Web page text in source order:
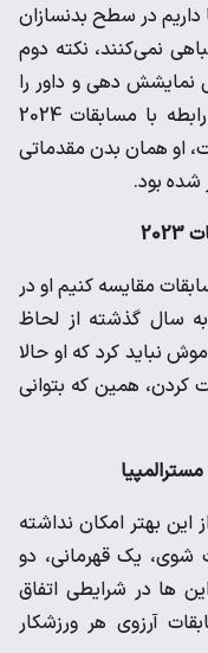
داریم در سطح بدنسازان
نمی‌کنند، نکته دوم
نمایشش دهی و داور را
قانع کنی قطعا عقب خواهی افتاد، در رابطه با مسابقات 2024
او همان بدن مقدماتی
شده بود.
مقایسه کنیم او در
سال گذشته از لحاظ
نباید کرد که او حالا
کردن، همین که بتوانی
بهتر امکان نداشته
شوی، یک قهرمانی، دو
ها در شرایطی اتفاق
آرزوی هر ورزشکار